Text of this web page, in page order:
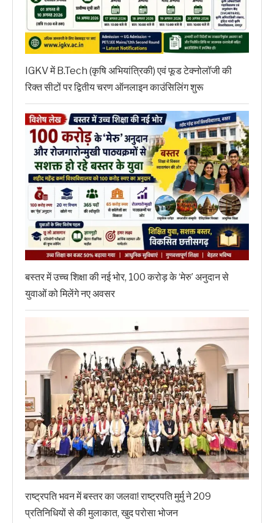
IGKV में B.Tech (कृषि अभियांत्रिकी) एवं फूड टेक्नोलॉजी की
रिक्त सीटों पर द्वितीय चरण ऑनलाइन काउंसिलिंग शुरू
बस्तर में उच्च शिक्षा की नई भोर, 100 करोड़ के ‘मेरु’ अनुदान से
युवाओं को मिलेंगे नए अवसर
राष्ट्रपति भवन में बस्तर का जलवा! राष्ट्रपति मुर्मु ने 209
प्रतिनिधियों से की मुलाकात, खुद परोसा भोजन